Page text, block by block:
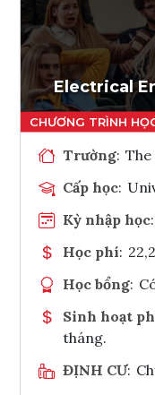
Electrical
Trường:
Cấp học:
Kỳ nhập học:
Học phí:
Học bổng:
Sinh hoạt
tháng.
ĐỊNH CƯ: